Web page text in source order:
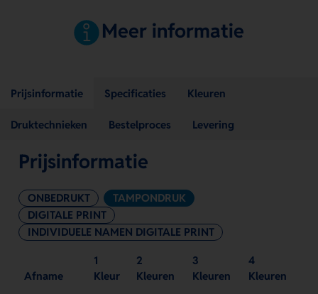
Meer informatie
Prijsinformatie Specificaties Kleuren
Druktechnieken Bestelproces Levering
Prijsinformatie
ONBEDRUKT
TAMPONDRUK
DIGITALE PRINT
INDIVIDUELE NAMEN DIGITALE PRINT
Afname
1
Kleur
2
Kleuren
3
Kleuren
4
Kleuren